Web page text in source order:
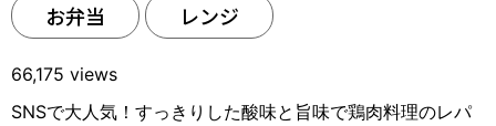
お弁当 レンジ
66,175 views
SNSで大人気！すっきりした酸味と旨味で鶏肉料理のレパ